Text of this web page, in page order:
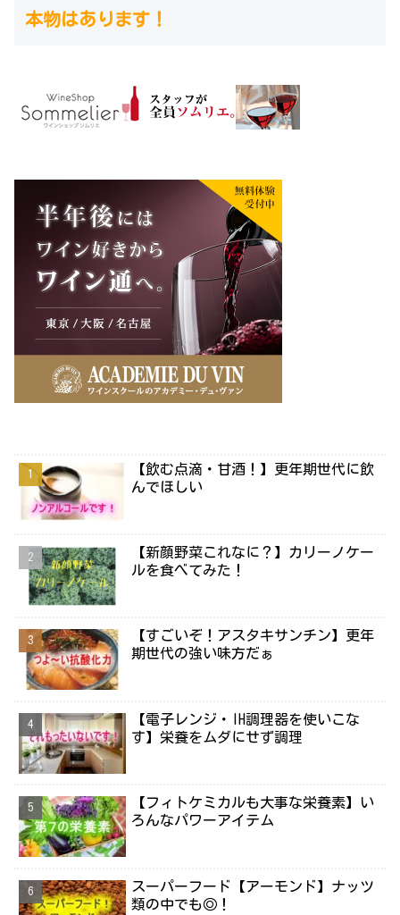
本物はあります！
【飲む点滴・甘酒！】更年期世代に飲
んでほしい
【新顔野菜これなに？】カリーノケー
ルを食べてみた！
【すごいぞ！アスタキサンチン】更年
期世代の強い味方だぁ
【電子レンジ・IH調理器を使いこな
す】栄養をムダにせず調理
【フィトケミカルも大事な栄養素】い
ろんなパワーアイテム
スーパーフード【アーモンド】ナッツ
類の中でも◎！